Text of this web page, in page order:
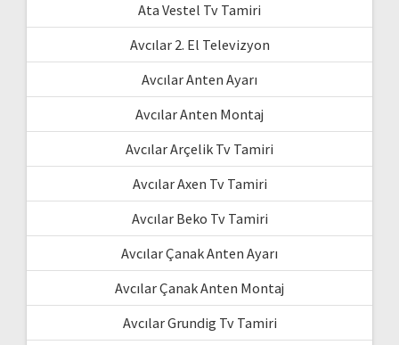
Ata Vestel Tv Tamiri
Avcılar 2. El Televizyon
Avcılar Anten Ayarı
Avcılar Anten Montaj
Avcılar Arçelik Tv Tamiri
Avcılar Axen Tv Tamiri
Avcılar Beko Tv Tamiri
Avcılar Çanak Anten Ayarı
Avcılar Çanak Anten Montaj
Avcılar Grundig Tv Tamiri